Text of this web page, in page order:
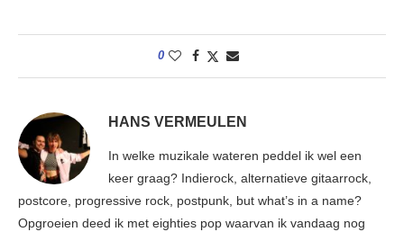
0
HANS VERMEULEN
In welke muzikale wateren peddel ik wel een
keer graag? Indierock, alternatieve gitaarrock,
postcore, progressive rock, postpunk, but what’s in a name?
Opgroeien deed ik met eighties pop waarvan ik vandaag nog